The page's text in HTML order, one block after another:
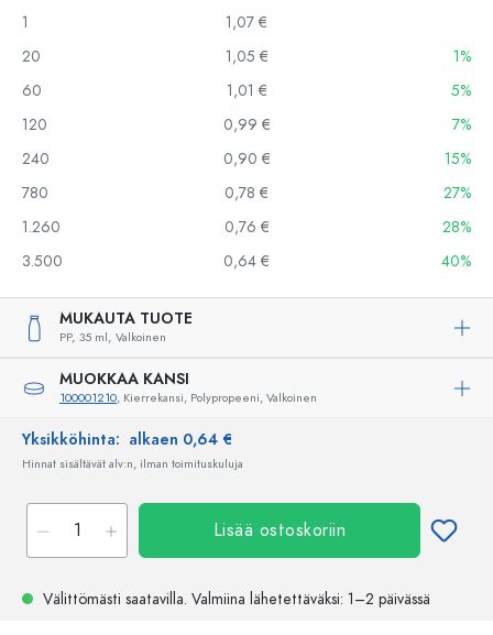
1
1,07 €
20
1,05 €
1%
60
1,01 €
5%
120
0,99 €
7%
240
0,90 €
15%
780
0,78 €
27%
1.260
0,76 €
28%
3.500
0,64 € 40%
MUKAUTA TUOTE
PP, 35 ml, Valkoinen
MUOKKAA KANSI
100001210, Kierrekansi, Polypropeeni, Valkoinen
Yksikköhinta: alkaen 0,64 €
Hinnat sisältävät alv:n, ilman toimituskuluja
Lisää ostoskoriin
Välittömästi saatavilla. Valmiina lähetettäväksi: 1–2 päivässä